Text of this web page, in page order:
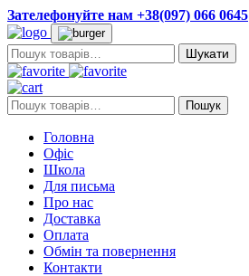
Зателефонуйте нам +38(097) 066 0645
Пошук:
Пошук: Пошук
Головна
Офіс
Школа
Для письма
Про нас
Доставка
Оплата
Обмін та повернення
Контакти